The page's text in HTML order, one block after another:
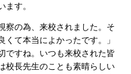
ます。
察の為、来校されました。そ
て本当によかったです。」
ですね。いつも来校された皆
校長先生のことも素晴らしい